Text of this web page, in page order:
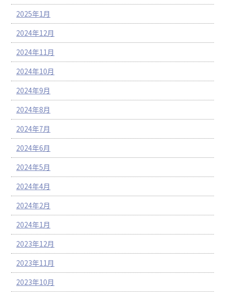
2025年1月
2024年12月
2024年11月
2024年10月
2024年9月
2024年8月
2024年7月
2024年6月
2024年5月
2024年4月
2024年2月
2024年1月
2023年12月
2023年11月
2023年10月